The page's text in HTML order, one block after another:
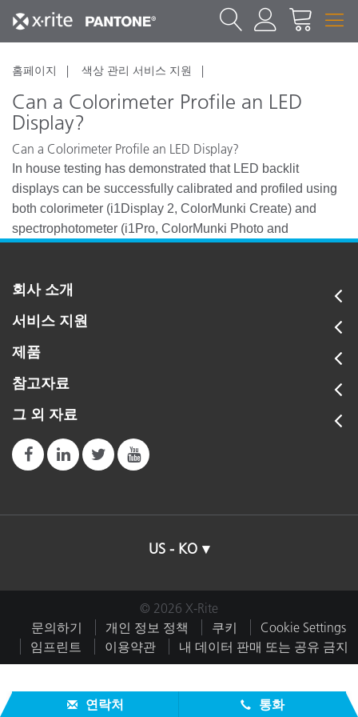
홈페이지 색상 관리 서비스 지원
Can a Colorimeter Profile an LED
Display?
Can a Colorimeter Profile an LED Display?
In house testing has demonstrated that LED backlit
displays can be successfully calibrated and profiled using
both colorimeter (i1Display 2, ColorMunki Create) and
spectrophotometer (i1Pro, ColorMunki Photo and
회사 소개
서비스 지원
제품
참고자료
그 외 자료
US - KO
© 2026 X-Rite
문의하기
개인 정보 정책 쿠키
Cookie Settings
임프린트
이용약관 내 데이터 판매 또는 공유 금지
연락처 통화